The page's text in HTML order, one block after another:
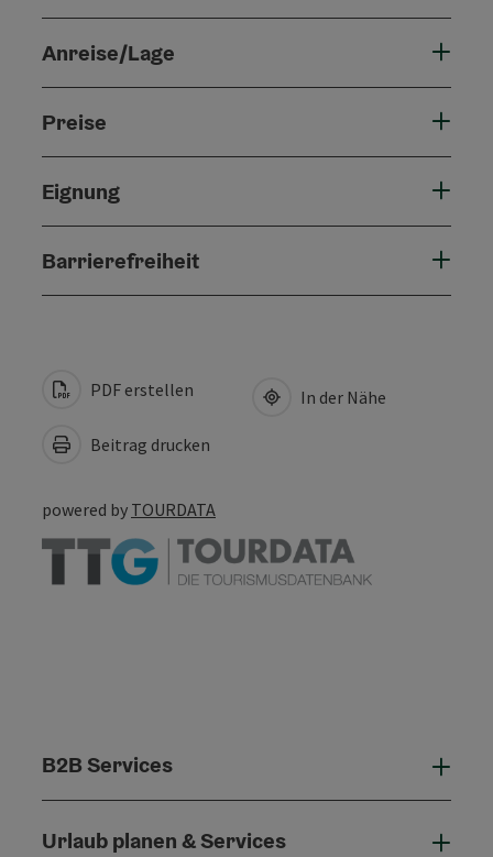
Anreise/Lage
Preise
Eignung
Barrierefreiheit
PDF erstellen
Beitrag drucken
In der Nähe
powered by TOURDATA
B2B Services
Urlaub planen & Services